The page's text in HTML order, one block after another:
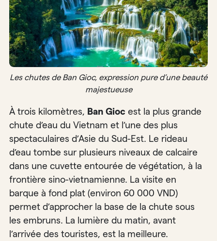
Les chutes de Ban Gioc, expression pure d’une beauté
majestueuse
À trois kilomètres, Ban Gioc est la plus grande
chute d’eau du Vietnam et l’une des plus
spectaculaires d’Asie du Sud-Est. Le rideau
d’eau tombe sur plusieurs niveaux de calcaire
dans une cuvette entourée de végétation, à la
frontière sino-vietnamienne. La visite en
barque à fond plat (environ 60 000 VND)
permet d’approcher la base de la chute sous
les embruns. La lumière du matin, avant
l’arrivée des touristes, est la meilleure.